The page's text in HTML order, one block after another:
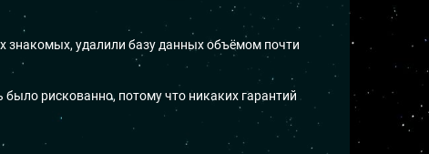
знакомых, удалили базу данных объёмом почти
рискованно, потому что никаких гарантий